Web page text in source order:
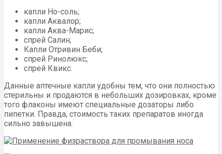
капли Но-соль;
капли Аквалор;
капли Аква-Марис;
спрей Салин;
Капли Отривин Беби;
спрей Ринолюкс;
спрей Квикс.
Данные аптечные капли удобны тем, что они полностью
стерильны и продаются в небольших дозировках, кроме
того флаконы имеют специальные дозаторы либо
пипетки. Правда, стоимость таких препаратов иногда
сильно завышена.